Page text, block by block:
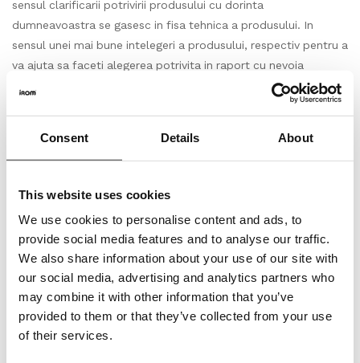
Consent Details About
This website uses cookies
We use cookies to personalise content and ads, to
provide social media features and to analyse our traffic.
We also share information about your use of our site with
our social media, advertising and analytics partners who
may combine it with other information that you’ve
provided to them or that they’ve collected from your use
of their services.
sensul clarificarii potrivirii produsului cu dorinta
dumneavoastra se gasesc in fisa tehnica a produsului. In
sensul unei mai bune intelegeri a produsului, respectiv pentru a
va ajuta sa faceti alegerea potrivita in raport cu nevoia
dumneavoastra, recomandam accesarea informatiilor utile
Ambalare,livrare
prezentarii produsului pe site, specificata in fisa tehnica.
Astfel cantitatea totala in bucati care se va comanda,
respectiv achizitiona, va insemna un numar intreg de bucati/
nr. de m2(metri patrati).
Depozitare
Depozitati cu atentie produsele pe o suprafata plana in